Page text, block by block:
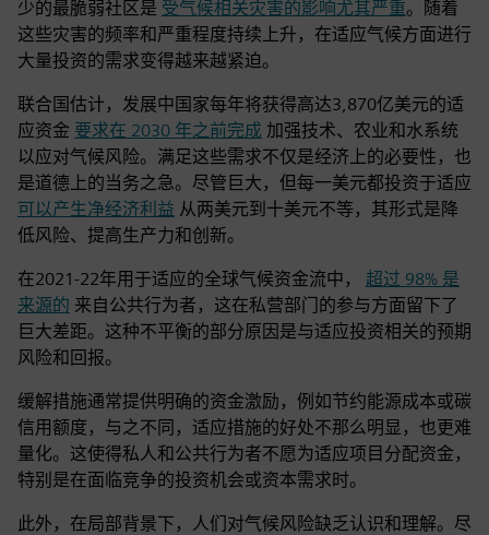
少的最脆弱社区是 受气候相关灾害的影响尤其严重。随着
这些灾害的频率和严重程度持续上升，在适应气候方面进行
大量投资的需求变得越来越紧迫。
联合国估计，发展中国家每年将获得高达3,870亿美元的适
应资金 要求在 2030 年之前完成 加强技术、农业和水系统
以应对气候风险。满足这些需求不仅是经济上的必要性，也
是道德上的当务之急。尽管巨大，但每一美元都投资于适应
可以产生净经济利益 从两美元到十美元不等，其形式是降
低风险、提高生产力和创新。
在2021-22年用于适应的全球气候资金流中， 超过 98% 是
来源的 来自公共行为者，这在私营部门的参与方面留下了
巨大差距。这种不平衡的部分原因是与适应投资相关的预期
风险和回报。
缓解措施通常提供明确的资金激励，例如节约能源成本或碳
信用额度，与之不同，适应措施的好处不那么明显，也更难
量化。这使得私人和公共行为者不愿为适应项目分配资金，
特别是在面临竞争的投资机会或资本需求时。
此外，在局部背景下，人们对气候风险缺乏认识和理解。尽